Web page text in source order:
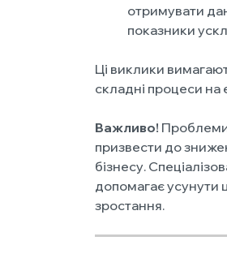
отримувати
показники
Ці виклики
складні процеси на
Важливо!
призвести до
бізнесу.
допомагає усунути
зростання.